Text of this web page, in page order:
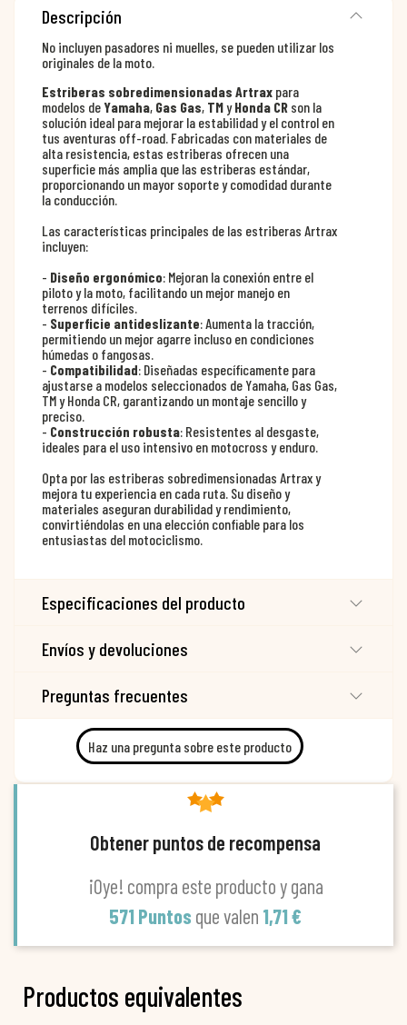
Descripción
No incluyen pasadores ni muelles, se pueden utilizar los
originales de la moto.
Estriberas sobredimensionadas Artrax para
modelos deYamaha, Gas Gas, TMyHonda CR son la
solución ideal para mejorar la estabilidad y el control en
tus aventuras off-road. Fabricadas con materiales de
alta resistencia, estas estriberas ofrecen una
superficie más amplia que las estriberas estándar,
proporcionando un mayor soporte y comodidad durante
la conducción.
Las características principales de las estriberas Artrax
incluyen:
- Diseño ergonómico: Mejoran la conexión entre el
piloto y la moto, facilitando un mejor manejo en
terrenos difíciles.
- Superficie antideslizante: Aumenta la tracción,
permitiendo un mejor agarre incluso en condiciones
húmedas o fangosas.
- Compatibilidad: Diseñadas específicamente para
ajustarse a modelos seleccionados de Yamaha, Gas Gas,
TM y Honda CR, garantizando un montaje sencillo y
preciso.
- Construcción robusta: Resistentes al desgaste,
ideales para el uso intensivo en motocross y enduro.
Opta por las estriberas sobredimensionadas Artrax y
mejora tu experiencia en cada ruta. Su diseño y
materiales aseguran durabilidad y rendimiento,
convirtiéndolas en una elección confiable para los
entusiastas del motociclismo.
Especificaciones del producto
Envíos y devoluciones
Preguntas frecuentes
Haz una pregunta sobre este producto
Obtener puntos de recompensa
¡Oye! compra este producto y gana
571 Puntos que valen 1,71 €
Productos equivalentes